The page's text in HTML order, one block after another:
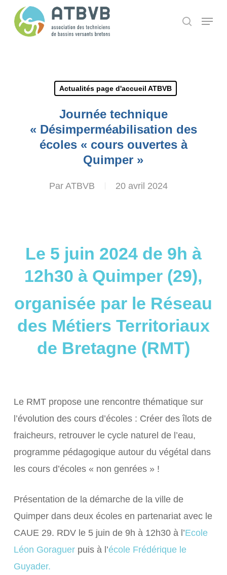
search
Menu
Actualités page d'accueil ATBVB
Journée technique
« Désimperméabilisation des
écoles « cours ouvertes à
Quimper »
Par ATBVB 20 avril 2024
Le 5 juin 2024 de 9h à
12h30 à Quimper (29),
organisée par le Réseau
des Métiers Territoriaux
de Bretagne (RMT)
Le RMT propose une rencontre thématique sur
l’évolution des cours d’écoles : Créer des îlots de
fraicheurs, retrouver le cycle naturel de l’eau,
programme pédagogique autour du végétal dans
les cours d’écoles « non genrées » !
Présentation de la démarche de la ville de
Quimper dans deux écoles en partenariat avec le
CAUE 29. RDV le 5 juin de 9h à 12h30 à l’Ecole
Léon Goraguerpuis à l’école Frédérique le
Guyader.
Panneau de gestion des cookies